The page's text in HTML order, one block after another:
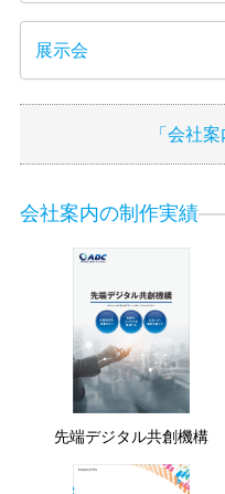
展示会
「会社
会社案内の制作実績
先端デジタル共創機構